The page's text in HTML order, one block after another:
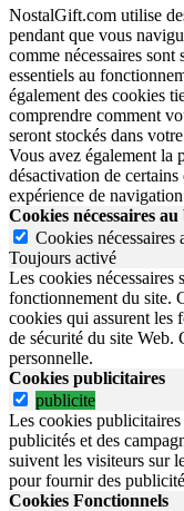
NostalGift.com utilise
pendant que vous
comme nécessaires
essentiels au
également des cookies
comprendre comment
seront stockés dans
Vous avez également la
désactivation de
expérience de
Cookies nécessaires
Cookies
Toujours activé
Les cookies nécessaires
fonctionnement du site.
cookies qui assurent les
de sécurité du site Web.
personnelle.
Cookies publicitaires
publicite
Les cookies
publicités et des
suivent les visiteurs sur
pour fournir des
Cookies Fonctionnels